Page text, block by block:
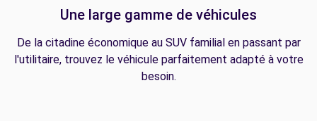
Une large gamme de véhicules
De la citadine économique au SUV familial en passant par
l'utilitaire, trouvez le véhicule parfaitement adapté à votre
besoin.